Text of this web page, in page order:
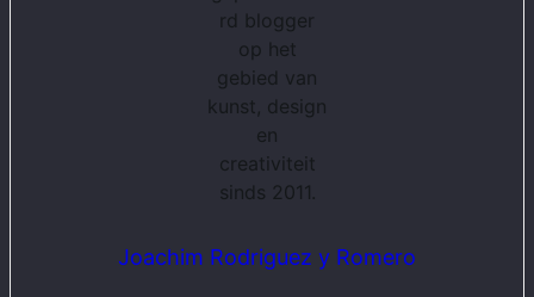
Joachim Rodriguez y Romero